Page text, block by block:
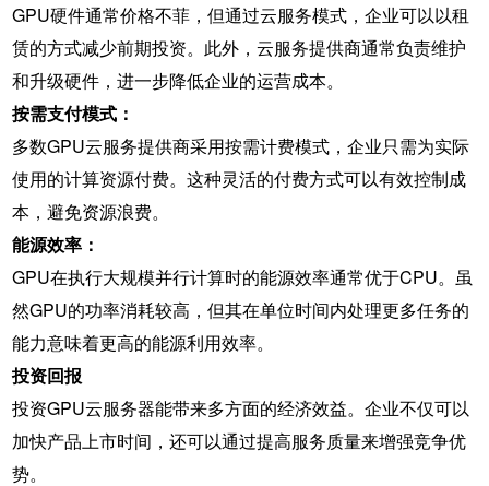
GPU硬件通常价格不菲，但通过云服务模式，企业可以以租
赁的方式减少前期投资。此外，云服务提供商通常负责维护
和升级硬件，进一步降低企业的运营成本。
按需支付模式：
多数GPU云服务提供商采用按需计费模式，企业只需为实际
使用的计算资源付费。这种灵活的付费方式可以有效控制成
本，避免资源浪费。
能源效率：
GPU在执行大规模并行计算时的能源效率通常优于CPU。虽
然GPU的功率消耗较高，但其在单位时间内处理更多任务的
能力意味着更高的能源利用效率。
投资回报
投资GPU云服务器能带来多方面的经济效益。企业不仅可以
加快产品上市时间，还可以通过提高服务质量来增强竞争优
势。